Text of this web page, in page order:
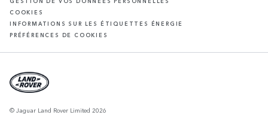
COOKIES
INFORMATIONS SUR LES ÉTIQUETTES ÉNERGIE
PRÉFÉRENCES DE COOKIES
© Jaguar Land Rover Limited 2026